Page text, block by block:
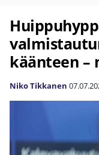
käänteen –
Niko Tikkanen